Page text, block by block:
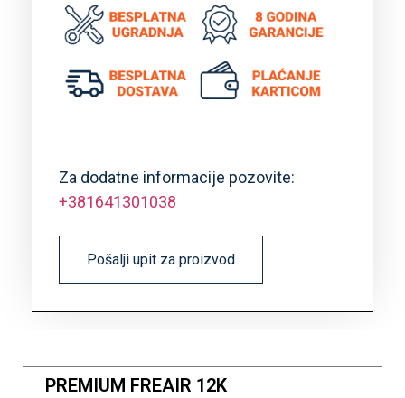
Za dodatne informacije pozovite:
+381641301038
Pošalji upit za proizvod
PREMIUM FREAIR 12K